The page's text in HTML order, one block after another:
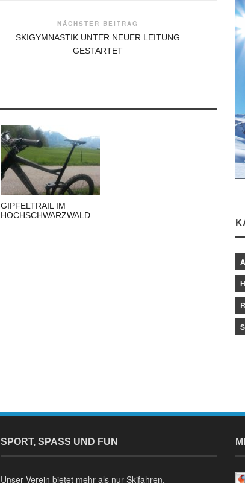
NÄCHSTER BEITRAG
SKIGYMNASTIK UNTER NEUER LEITUNG
GESTARTET
GIPFELTRAIL IM
HOCHSCHWARZWALD
SPORT, SPASS UND FUN
Unser Verein bietet mehr als nur Skifahren.